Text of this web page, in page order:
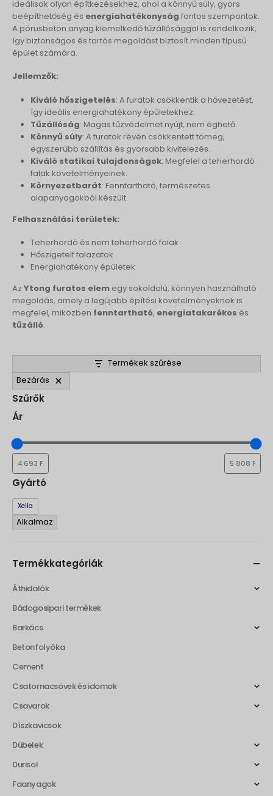
ideálisak olyan építkezésekhez, ahol a könnyű súly, gyors
beépíthetőség és energiahatékonyság fontos szempontok.
A pórusbeton anyag kiemelkedő tűzállósággal is rendelkezik,
így biztonságos és tartós megoldást biztosít minden típusú
épület számára.
Jellemzők:
Kiváló hőszigetelés: A furatok csökkentik a hővezetést,
így ideális energiahatékony épületekhez.
Tűzállóság: Magas tűzvédelmet nyújt, nem éghető.
Könnyű súly: A furatok révén csökkentett tömeg,
egyszerűbb szállítás és gyorsabb kivitelezés.
Kiváló statikai tulajdonságok: Megfelel a teherhordó
falak követelményeinek.
Környezetbarát: Fenntartható, természetes
alapanyagokból készült.
Felhasználási területek:
Teherhordó és nem teherhordó falak
Hőszigetelt falazatok
Energiahatékony épületek
Az Ytong furatos elem egy sokoldalú, könnyen használható
megoldás, amely a legújabb építési követelményeknek is
megfelel, miközben fenntartható, energiatakarékos és
tűzálló.
Termékek szűrése
Bezárás
Szűrők
Ár
Gyártó
Gyártó
Xella
Alkalmaz
Termékkategóriák
Áthidalók
Bádogosipari termékek
Barkács
Betonfolyóka
Cement
Csatornacsövek és idomok
Csavarok
Díszkavicsok
Dübelek
Durisol
Faanyagok